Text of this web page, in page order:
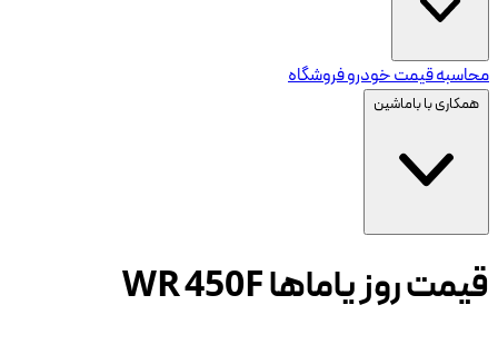
محاسبه قیمت خودروفروشگاه
همکاری با باماشین
قیمت روز یاماها WR 450F